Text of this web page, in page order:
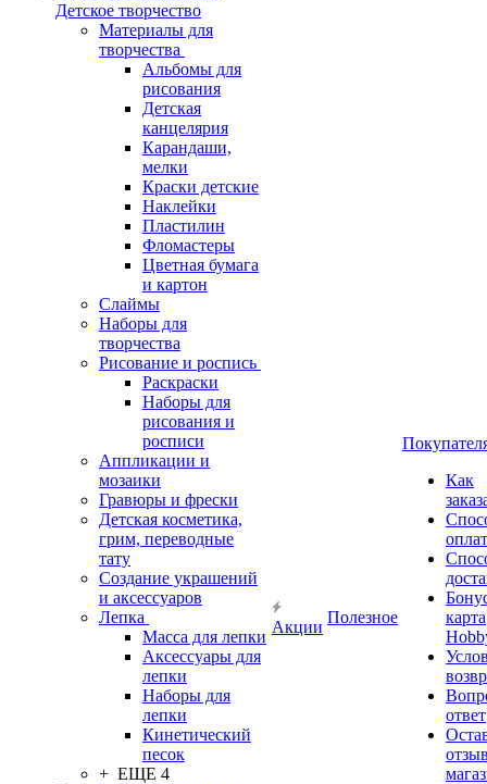
Детское творчество
Материалы для
творчества
Альбомы для
рисования
Детская
канцелярия
Карандаши,
мелки
Краски детские
Наклейки
Пластилин
Фломастеры
Цветная бумага
и картон
Слаймы
Наборы для
творчества
Рисование и роспись
Раскраски
Наборы для
рисования и
росписи
Аппликации и
мозаики
Гравюры и фрески
Детская косметика,
грим, переводные
тату
Создание украшений
и аксессуаров
Лепка
Масса для лепки
Аксессуары для
лепки
Наборы для
лепки
Кинетический
песок
+ ЕЩЕ 4
Акции
Полезное
Как
карта
ответ